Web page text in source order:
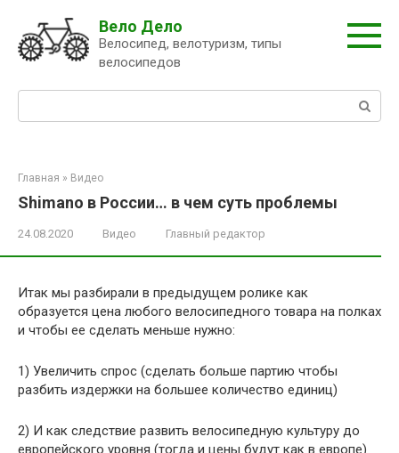
контенту
Вело Дело
Велосипед, велотуризм, типы
велосипедов
Главная » Видео
Shimano в России… в чем суть проблемы
24.08.2020 Видео Главный редактор
Итак мы разбирали в предыдущем ролике как
образуется цена любого велосипедного товара на полках
и чтобы ее сделать меньше нужно:
1) Увеличить спрос (сделать больше партию чтобы
разбить издержки на большее количество единиц)
2) И как следствие развить велосипедную культуру до
европейского уровня (тогда и цены будут как в европе)